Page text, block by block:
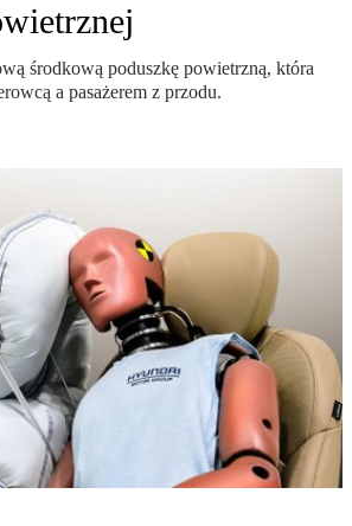
środkową poduszkę powietrzną, która
a pasażerem z przodu.